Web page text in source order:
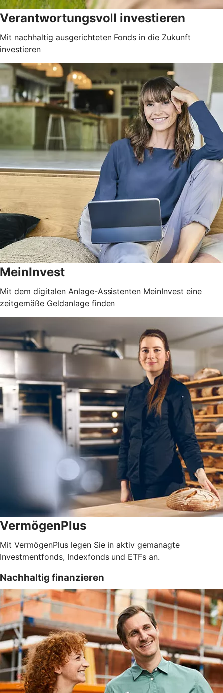
Verantwortungsvoll investieren
Mit nachhaltig ausgerichteten Fonds in die Zukunft
investieren
MeinInvest
Mit dem digitalen Anlage-Assistenten MeinInvest eine
zeitgemäße Geldanlage finden
VermögenPlus
Mit VermögenPlus legen Sie in aktiv gemanagte
Investmentfonds, Indexfonds und ETFs an.
Nachhaltig finanzieren